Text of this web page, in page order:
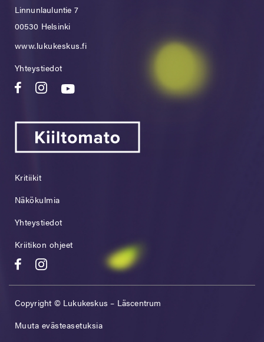
Linnunlauluntie 7
00530 Helsinki
www.lukukeskus.fi
Yhteystiedot
Kritiikit
Näkökulmia
Yhteystiedot
Kriitikon ohjeet
Copyright © Lukukeskus – Läscentrum
Muuta evästeasetuksia